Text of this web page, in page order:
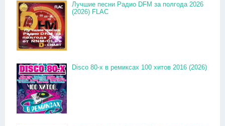
Лучшие песни Радио DFM за полгода 2026
(2026) FLAC
Disco 80-x в ремиксах 100 хитов 2016 (2026)